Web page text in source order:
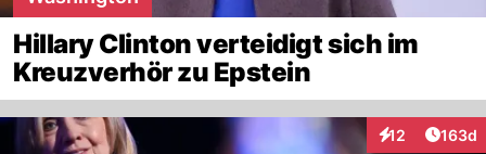
Hillary Clinton verteidigt sich im
Kreuzverhör zu Epstein
12
Interaktionen
163d